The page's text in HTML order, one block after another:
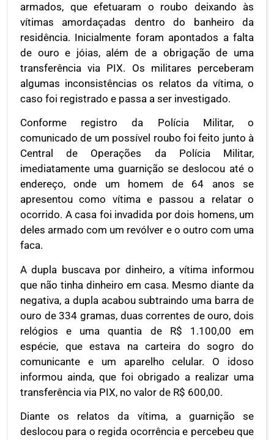
armados, que efetuaram o roubo deixando às
vítimas amordaçadas dentro do banheiro da
residência. Inicialmente foram apontados a falta
de ouro e jóias, além de a obrigação de uma
transferência via PIX. Os militares perceberam
algumas inconsistências os relatos da vítima, o
caso foi registrado e passa a ser investigado.
Conforme registro da Polícia Militar, o
comunicado de um possível roubo foi feito junto à
Central de Operações da Polícia Militar,
imediatamente uma guarnição se deslocou até o
endereço, onde um homem de 64 anos se
apresentou como vítima e passou a relatar o
ocorrido. A casa foi invadida por dois homens, um
deles armado com um revólver e o outro com uma
faca.
A dupla buscava por dinheiro, a vítima informou
que não tinha dinheiro em casa. Mesmo diante da
negativa, a dupla acabou subtraindo uma barra de
ouro de 334 gramas, duas correntes de ouro, dois
relógios e uma quantia de R$ 1.100,00 em
espécie, que estava na carteira do sogro do
comunicante e um aparelho celular. O idoso
informou ainda, que foi obrigado a realizar uma
transferência via PIX, no valor de R$ 600,00.
Diante os relatos da vítima, a guarnição se
deslocou para o regida ocorrência e percebeu que